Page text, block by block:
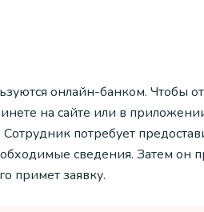
онлайн-банком. Чтобы
на сайте или в
потребует
сведения. Затем он
примет заявку.